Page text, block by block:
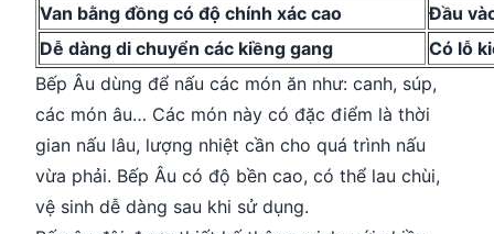
Van bằng đồng có độ chính xác cao
Đầu
Dễ dàng di chuyển các kiềng gang
Có lỗ
Bếp Âu dùng để nấu các món ăn như: canh, súp,
các món âu… Các món này có đặc điểm là thời
gian nấu lâu, lượng nhiệt cần cho quá trình nấu
vừa phải. Bếp Âu có độ bền cao, có thể lau chùi,
vệ sinh dễ dàng sau khi sử dụng.